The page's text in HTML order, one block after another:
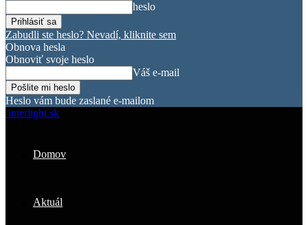
heslo
Zabudli ste heslo? Nevadí, kliknite sem
Obnova hesla
Obnoviť svoje heslo
Váš e-mail
Heslo vám bude zaslané e-mailom
interlight.sk
Domov
Aktuál